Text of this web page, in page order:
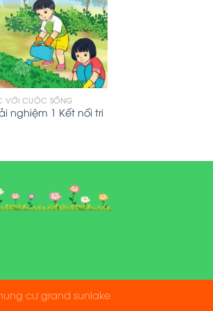
VỚI CUỘC SỐNG
nghiệm 1 Kết nối tri
cư grand sunlake